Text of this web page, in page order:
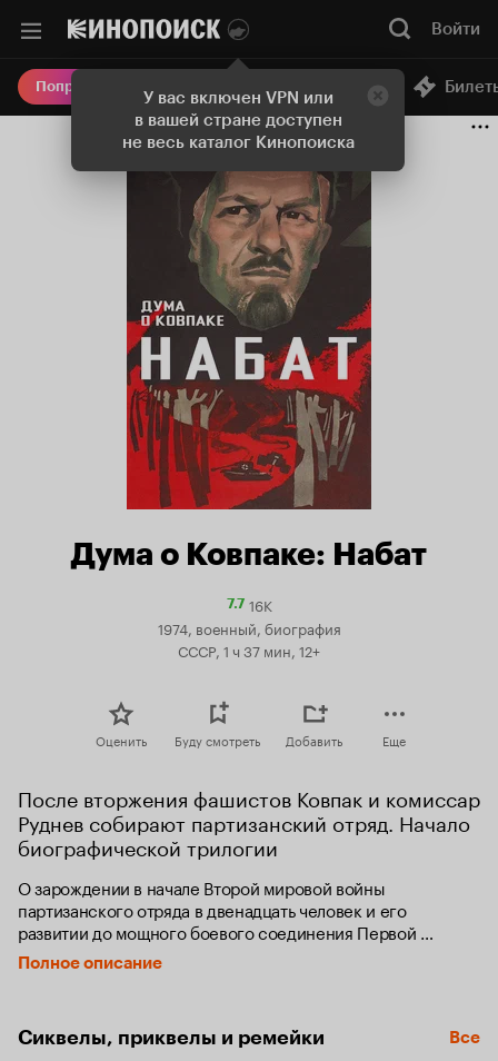
У вас включен VPN или
в вашей стране доступен
не весь каталог Кинопоиска
Войти
Попробовать Плюс Онлайн-кинотеатр
Дума о Ковпаке: Набат
7.7Рейтинг
Кинопоиска
16K
1974, военный, биография
СССР, 1 ч 37 мин, 12+
Оценить Буду смотреть Добавить Еще
После вторжения фашистов Ковпак и комиссар
Руднев собирают партизанский отряд. Начало
биографической трилогии
О зарождении в начале Второй мировой войны
партизанского отряда в двенадцать человек и его
развитии до мощного боевого соединения Первой
Украинской партизанской дивизии под командованием
Ковпака и комиссара Руднева.
Полное описание
Сиквелы, приквелы и ремейки Все